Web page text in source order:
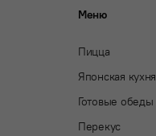
Меню
Пицца
Японская кухня
Готовые обеды
Перекус